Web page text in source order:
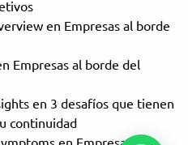
en Empresas al borde
Empresas al borde del
en 3 desafíos que tienen
continuidad
en Empresas al